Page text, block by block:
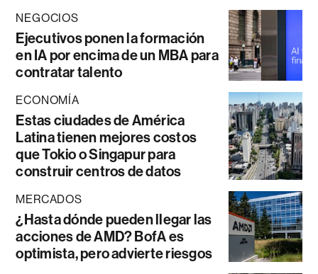
NEGOCIOS
Ejecutivos ponen la formación
en IA por encima de un MBA para
contratar talento
ECONOMÍA
Estas ciudades de América
Latina tienen mejores costos
que Tokio o Singapur para
construir centros de datos
MERCADOS
¿Hasta dónde pueden llegar las
acciones de AMD? BofA es
optimista, pero advierte riesgos